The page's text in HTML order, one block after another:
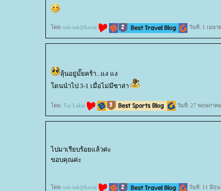
ดย: tuk-tuk@korat วันที่: 1 เมษา
ลุ้นอยู่มั๊ยคร้า...แง แง
ดนนำไป 3-1 เมื่อไม่มีซาล่า
ดย: Tui Laksi วันที่: 27 พฤษภาคม
ไปมาเรียบร้อยแล้วค่ะ
ขอบคุณค่ะ
ดย: tuk-tuk@korat วันที่: 11 มิถุน